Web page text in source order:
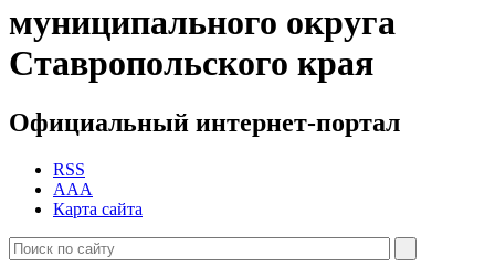
муниципального округа
Ставропольского края
Официальный интернет-портал
RSS
AAA
Карта сайта